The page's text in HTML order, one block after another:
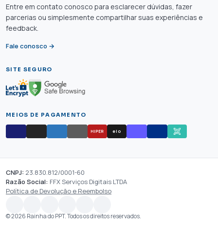
Entre em contato conosco para esclarecer dúvidas, fazer
parcerias ou simplesmente compartilhar suas experiências e
feedback.
Fale conosco →
SITE SEGURO
MEIOS DE PAGAMENTO
HIPER elo
CNPJ: 23.830.812/0001-60
Razão Social: FFX Serviços Digitais LTDA
Política de Devolução e Reembolso
© 2026 Rainha do PPT. Todos os direitos reservados.